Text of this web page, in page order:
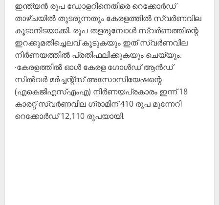
ഇന്ത്യൻ രൂപ ഡോളറിനെതിരെ റെക്കോർഡ്
താഴ്ചയിൽ തുടരുന്നതും കേരളത്തിൽ സ്വർണവില
കൂടാനിടയാക്കി. രൂപ തളരുമ്പോൾ സ്വർണത്തിന്റെ
ഇറക്കുമതിച്ചെലവ് കൂടുകയും ഇത് സ്വർണവില
നിർണയത്തിൽ പ്രതിഫലിക്കുകയും ചെയ്യും.
∙കേരളത്തിൽ ഓൾ കേരള ഗോൾഡ് ആൻഡ്
സിൽവർ മർച്ചന്റ്സ് അസോസിയേഷന്റെ
(എകെജിഎസ്എംഎ) നിർണയപ്രകാരം ഇന്ന് 18
കാരറ്റ് സ്വർണവില ഗ്രാമിന് 410 രൂപ മുന്നേറി
റെക്കോർഡ് 12,110 രൂപയായി.